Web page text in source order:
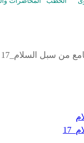
من سبل السلام_17